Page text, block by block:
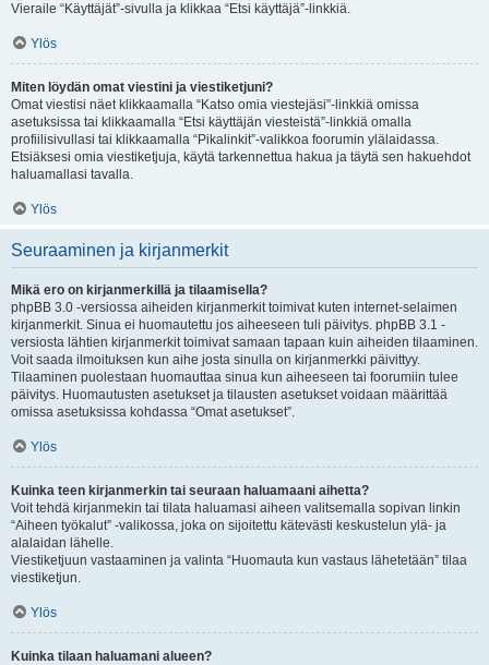
Vieraile “Käyttäjät”-sivulla ja klikkaa “Etsi käyttäjä”-linkkiä.
Ylös
Miten löydän omat viestini ja viestiketjuni?
Omat viestisi näet klikkaamalla “Katso omia viestejäsi”-linkkiä omissa
asetuksissa tai klikkaamalla “Etsi käyttäjän viesteistä”-linkkiä omalla
profiilisivullasi tai klikkaamalla “Pikalinkit”-valikkoa foorumin ylälaidassa.
Etsiäksesi omia viestiketjuja, käytä tarkennettua hakua ja täytä sen hakuehdot
haluamallasi tavalla.
Ylös
Seuraaminen ja kirjanmerkit
Mikä ero on kirjanmerkillä ja tilaamisella?
phpBB 3.0 -versiossa aiheiden kirjanmerkit toimivat kuten internet-selaimen
kirjanmerkit. Sinua ei huomautettu jos aiheeseen tuli päivitys. phpBB 3.1 -
versiosta lähtien kirjanmerkit toimivat samaan tapaan kuin aiheiden tilaaminen.
Voit saada ilmoituksen kun aihe josta sinulla on kirjanmerkki päivittyy.
Tilaaminen puolestaan huomauttaa sinua kun aiheeseen tai foorumiin tulee
päivitys. Huomautusten asetukset ja tilausten asetukset voidaan määrittää
omissa asetuksissa kohdassa “Omat asetukset”.
Ylös
Kuinka teen kirjanmerkin tai seuraan haluamaani aihetta?
Voit tehdä kirjanmekin tai tilata haluamasi aiheen valitsemalla sopivan linkin
“Aiheen työkalut” -valikossa, joka on sijoitettu kätevästi keskustelun ylä- ja
alalaidan lähelle.
Viestiketjuun vastaaminen ja valinta “Huomauta kun vastaus lähetetään” tilaa
viestiketjun.
Ylös
Kuinka tilaan haluamani alueen?